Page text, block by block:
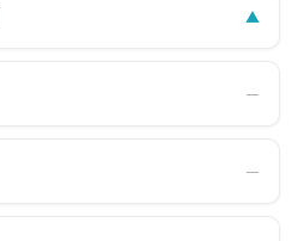
▲
―
―